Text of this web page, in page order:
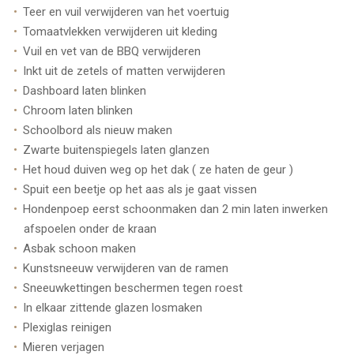
Teer en vuil verwijderen van het voertuig
Tomaatvlekken verwijderen uit kleding
Vuil en vet van de BBQ verwijderen
Inkt uit de zetels of matten verwijderen
Dashboard laten blinken
Chroom laten blinken
Schoolbord als nieuw maken
Zwarte buitenspiegels laten glanzen
Het houd duiven weg op het dak ( ze haten de geur )
Spuit een beetje op het aas als je gaat vissen
Hondenpoep eerst schoonmaken dan 2 min laten inwerken
afspoelen onder de kraan
Asbak schoon maken
Kunstsneeuw verwijderen van de ramen
Sneeuwkettingen beschermen tegen roest
In elkaar zittende glazen losmaken
Plexiglas reinigen
Mieren verjagen